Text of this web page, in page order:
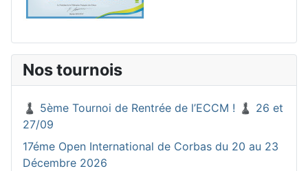
Nos tournois
♟️ 5ème Tournoi de Rentrée de l’ECCM ! ♟️ 26 et
27/09
17éme Open International de Corbas du 20 au 23
Décembre 2026